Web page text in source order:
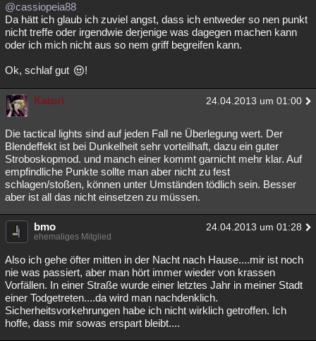
@cassiopeia88
Da hätt ich glaub ich zuviel angst, dass ich entweder so nen punkt
nicht treffe oder irgendwie derjenige was dagegen machen kann
oder ich mich nicht aus so nem griff begreifen kann.
Ok, schlaf gut !
Katori 24.04.2013 um 01:00
Die tactical lights sind auf jeden Fall ne Überlegung wert. Der
Blendeffekt ist bei Dunkelheit sehr vorteilhaft, dazu ein guter
Stroboskopmod. und manch einer kommt garnicht mehr klar. Auf
empfindliche Punkte sollte man aber nicht zu fest
schlagen/stoßen, können unter Umständen tödlich sein. Besser
aber ist all das nicht einsetzen zu müssen.
bmo 24.04.2013 um 01:28
ehemaliges Mitglied
Also ich gehe öfter mitten in der Nacht nach Hause....mir ist noch
nie was passiert, aber man hört immer wieder von krassen
Vorfällen. In einer Straße wurde einer letztes Jahr in meiner Stadt
einer Todgetreten....da wird man nachdenklich.
Sicherheitsvorkehrungen habe ich nicht wirklich getroffen. Ich
hoffe, dass mir sowas erspart bleibt....